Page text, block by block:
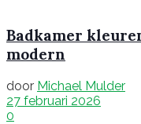
Badkamer
modern
door Michael Mulder
27 februari 2026
0